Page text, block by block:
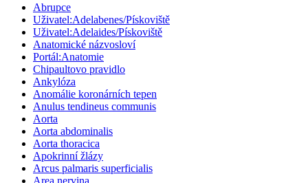
Abrupce
Uživatel:Adelabenes/Pískoviště
Uživatel:Adelaides/Pískoviště
Anatomické názvosloví
Portál:Anatomie
Chipaultovo pravidlo
Ankylóza
Anomálie koronárních tepen
Anulus tendineus communis
Aorta
Aorta abdominalis
Aorta thoracica
Apokrinní žlázy
Arcus palmaris superficialis
Area nervina